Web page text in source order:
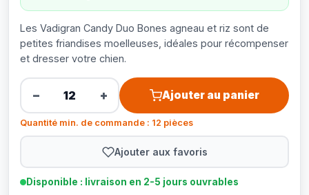
Les Vadigran Candy Duo Bones agneau et riz sont de
petites friandises moelleuses, idéales pour récompenser
et dresser votre chien.
− + Ajouter au panier
Quantité min. de commande : 12 pièces
Ajouter aux favoris
Disponible : livraison en 2-5 jours ouvrables